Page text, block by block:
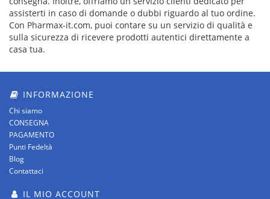
assisterti in caso di domande o dubbi riguardo al tuo ordine.
Con Pharmax-it.com, puoi contare su un servizio di qualità e
sulla sicurezza di ricevere prodotti autentici direttamente a
casa tua.
INFORMAZIONE
Chi siamo
CONSEGNA
PAGAMENTO
Punti Fedeltà
Blog
Contattaci
IL MIO ACCOUNT